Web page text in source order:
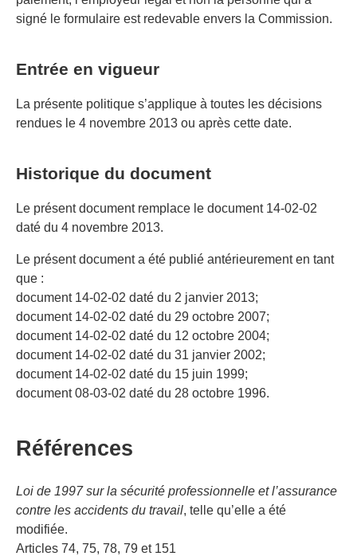
signé le formulaire est redevable envers la Commission.
Entrée en vigueur
La présente politique s’applique à toutes les décisions
rendues le 4 novembre 2013 ou après cette date.
Historique du document
Le présent document remplace le document 14-02-02
daté du 4 novembre 2013.
Le présent document a été publié antérieurement en tant
que :
document 14-02-02 daté du 2 janvier 2013;
document 14-02-02 daté du 29 octobre 2007;
document 14-02-02 daté du 12 octobre 2004;
document 14-02-02 daté du 31 janvier 2002;
document 14-02-02 daté du 15 juin 1999;
document 08-03-02 daté du 28 octobre 1996.
Références
Loi de 1997 sur la sécurité professionnelle et l’assurance
contre les accidents du travail, telle qu’elle a été
modifiée.
Articles 74, 75, 78, 79 et 151